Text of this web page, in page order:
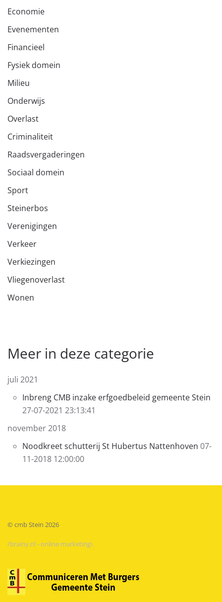
Economie
Evenementen
Financieel
Fysiek domein
Milieu
Onderwijs
Overlast
Criminaliteit
Raadsvergaderingen
Sociaal domein
Sport
Steinerbos
Verenigingen
Verkeer
Verkiezingen
Vliegenoverlast
Wonen
Meer in deze categorie
juli 2021
Inbreng CMB inzake erfgoedbeleid gemeente Stein
27-07-2021 23:13:41
november 2018
Noodkreet schutterij St Hubertus Nattenhoven 07-
11-2018 12:00:00
© cmb Stein 2026
/brainy.nl - online marketing\